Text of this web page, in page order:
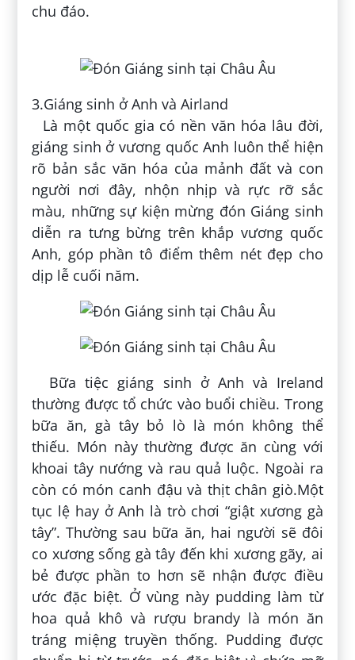
chu đáo.
3.Giáng sinh ở Anh và Airland
Là một quốc gia có nền văn hóa lâu đời,
giáng sinh ở vương quốc Anh luôn thể hiện
rõ bản sắc văn hóa của mảnh đất và con
người nơi đây, nhộn nhịp và rực rỡ sắc
màu, những sự kiện mừng đón Giáng sinh
diễn ra tưng bừng trên khắp vương quốc
Anh, góp phần tô điểm thêm nét đẹp cho
dịp lễ cuối năm.
Bữa tiệc giáng sinh ở Anh và Ireland
thường được tổ chức vào buổi chiều. Trong
bữa ăn, gà tây bỏ lò là món không thể
thiếu. Món này thường được ăn cùng với
khoai tây nướng và rau quả luộc. Ngoài ra
còn có món canh đậu và thịt chân giò.Một
tục lệ hay ở Anh là trò chơi “giật xương gà
tây”. Thường sau bữa ăn, hai người sẽ đôi
co xương sống gà tây đến khi xương gãy, ai
bẻ được phần to hơn sẽ nhận được điều
ước đặc biệt. Ở vùng này pudding làm từ
hoa quả khô và rượu brandy là món ăn
tráng miệng truyền thống. Pudding được